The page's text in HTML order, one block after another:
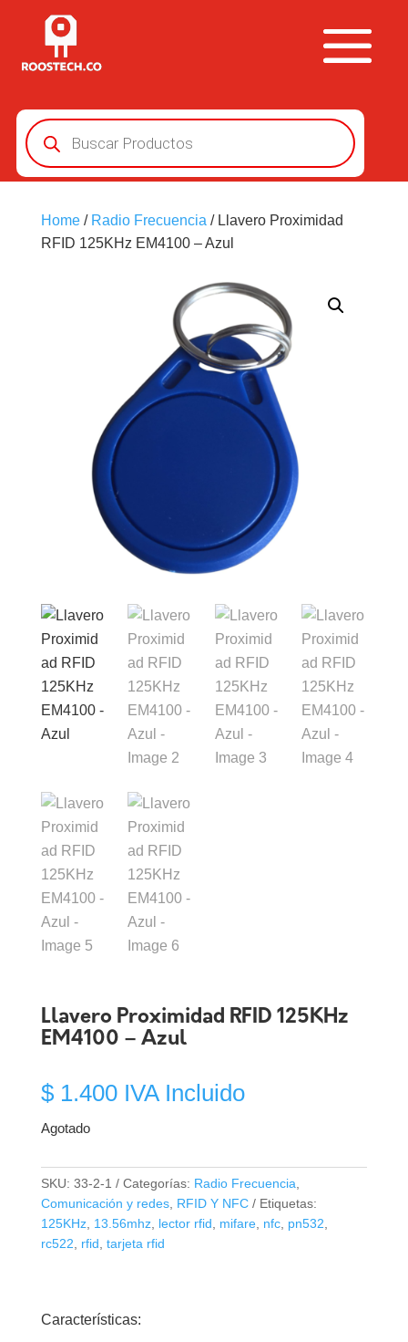
Búsqueda
de
productos
Home/ Radio Frecuencia / Llavero Proximidad
RFID 125KHz EM4100 – Azul
Llavero Proximidad RFID 125KHz
EM4100 – Azul
$1.400 IVA Incluido
Agotado
SKU: 33-2-1 Categorías: Radio Frecuencia
Comunicación y redes, RFID Y NFC
Etiquetas:
125KHz, 13.56mhz, lector rfid mifare, nfc, pn532
rc522
rfid tarjeta rfid
Características: